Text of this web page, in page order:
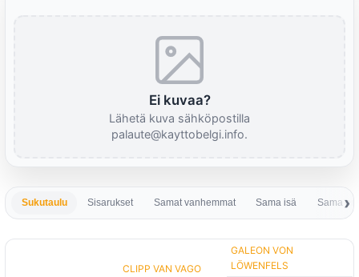
Ei kuvaa?
Lähetä kuva sähköpostilla
palaute@kayttobelgi.info.
Sukutaulu Sisarukset Samat vanhemmat Sama isä Sama
CLIPP VAN VAGO
GALEON VON
LÖWENFELS